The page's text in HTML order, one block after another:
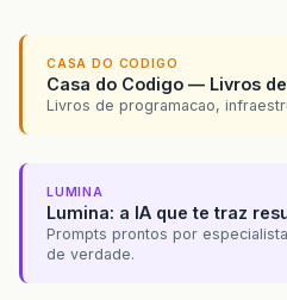
CASA DO CODIGO
Casa do Codigo — Livros
Livros de programacao,
LUMINA
Lumina: a IA que te traz
Prompts prontos por
de verdade.